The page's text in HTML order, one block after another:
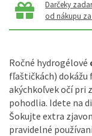
Darčeky
od nákupu
Ročné hydrogélové
fľaštičkách)
akýchkoľvek očí pri
pohodlia. Idete na
Šokujte extra
pravidelné